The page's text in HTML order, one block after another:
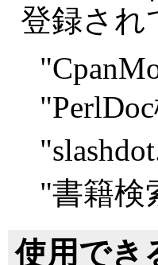
登録され
"
"
"
"書籍検
使用でき